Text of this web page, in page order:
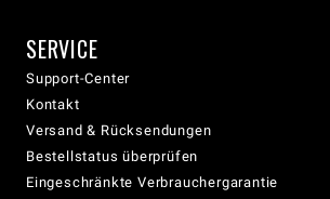
SERVICE
Support-Center
Kontakt
Versand & Rücksendungen
Bestellstatus überprüfen
Eingeschränkte Verbrauchergarantie